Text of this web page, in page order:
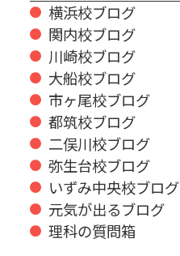
横浜校ブログ
関内校ブログ
川崎校ブログ
大船校ブログ
市ヶ尾校ブログ
都筑校ブログ
二俣川校ブログ
弥生台校ブログ
いずみ中央校ブログ
元気が出るブログ
理科の質問箱